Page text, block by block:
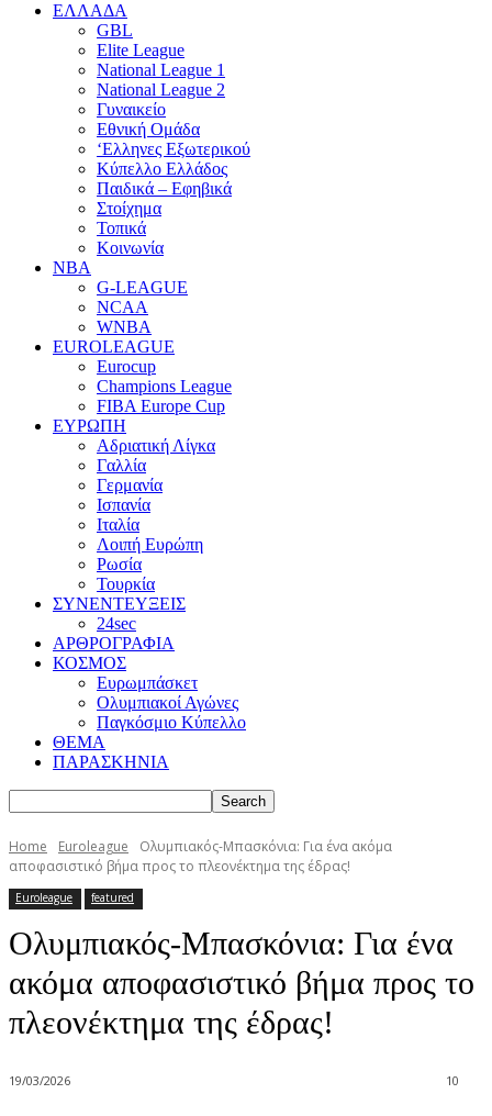
EΛΛΑΔΑ
GBL
Elite League
National League 1
National League 2
Γυναικείο
Εθνική Ομάδα
‘Ελληνες Εξωτερικού
Κύπελλο Ελλάδος
Παιδικά – Εφηβικά
Στοίχημα
Τοπικά
Κοινωνία
NBA
G-LEAGUE
NCAA
WNBA
ΕUROLEAGUE
Eurocup
Champions League
FIBA Europe Cup
ΕΥΡΩΠΗ
Αδριατική Λίγκα
Γαλλία
Γερμανία
Ισπανία
Ιταλία
Λοιπή Ευρώπη
Ρωσία
Τουρκία
ΣΥΝΕΝΤΕΥΞΕΙΣ
24sec
ΑΡΘΡΟΓΡΑΦΙΑ
ΚΟΣΜΟΣ
Ευρωμπάσκετ
Ολυμπιακοί Αγώνες
Παγκόσμιο Κύπελλο
ΘΕΜΑ
ΠΑΡΑΣΚΗΝΙΑ
Home Euroleague
Ολυμπιακός-Μπασκόνια: Για ένα ακόμα
αποφασιστικό βήμα προς το πλεονέκτημα της έδρας!
Euroleague featured
Ολυμπιακός-Μπασκόνια: Για ένα
ακόμα αποφασιστικό βήμα προς το
πλεονέκτημα της έδρας!
19/03/2026 10